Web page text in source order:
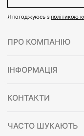
Я погоджуюсь з політикою
ПРО КОМПАНІЮ
ІНФОРМАЦІЯ
КОНТАКТИ
ЧАСТО ШУКАЮТЬ